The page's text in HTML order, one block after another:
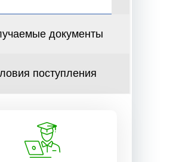
документы
поступления